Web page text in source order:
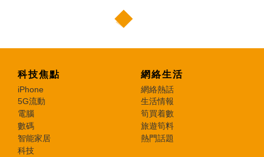
科技焦點
iPhone
5G流動
電腦
數碼
智能家居
科技
網絡生活
網絡熱話
生活情報
筍買着數
旅遊筍料
熱門話題